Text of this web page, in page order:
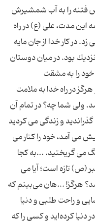
فتنه‌ را به‌ آب‌ شمشیرش‌
این‌ مدت، علی (ع) در راه‌
در كار خدا از جان‌ مایه‌
بود. در میان‌ دوستان‌
خود را به‌ مشقت‌
در راه‌ خدا به‌ ملامت‌
ولی‌ شما چه؟ در تمام‌ آن‌
و زندگی‌ می ‌كردید
می ‌آمد، خود را كنار می
می ‌گریختید. ...به‌ كجا
(ص) تازه‌ است؛ آیا می
هرگز! ...هان‌ می‌بینم‌ كه‌
و راحت‌ طلبی‌ و دنیا
كرده‌اید و كسی‌ را كه‌